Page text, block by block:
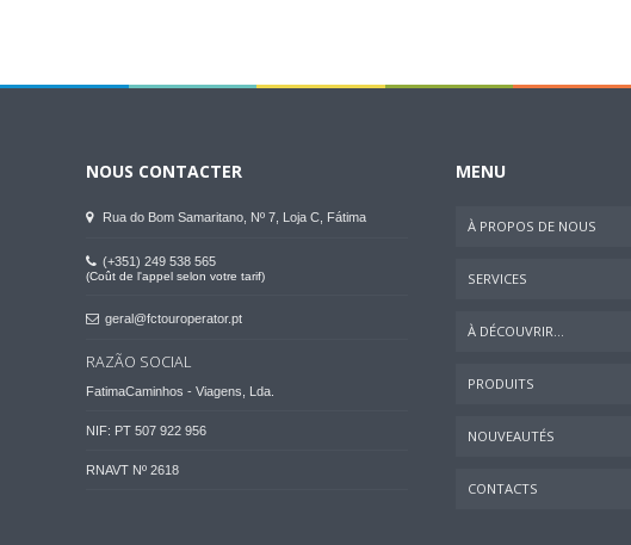
NOUS CONTACTER
Rua do Bom Samaritano, Nº 7, Loja C, Fátima
(+351) 249 538 565
(Coût de l'appel selon votre tarif)
geral@fctouroperator.pt
RAZÃO SOCIAL
FatimaCaminhos - Viagens, Lda.
NIF: PT 507 922 956
RNAVT Nº 2618
MENU
À PROPOS DE NOUS
SERVICES
À DÉCOUVRIR...
PRODUITS
NOUVEAUTÉS
CONTACTS